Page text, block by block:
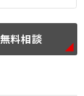
無料相談